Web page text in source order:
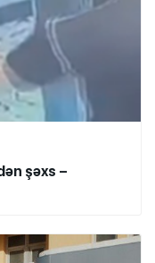
şəxs –